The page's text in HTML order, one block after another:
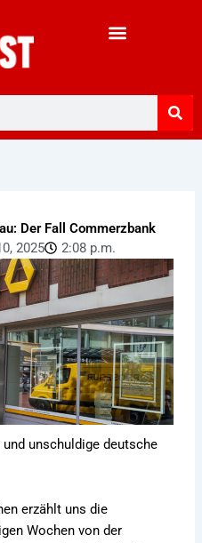
Der Fall Commerzbank
2025 2:08 p.m.
unschuldige deutsche
erzählt uns die
Wochen von der